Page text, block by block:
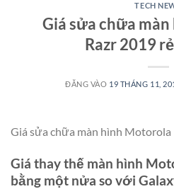
TECH
Giá sửa chữa
Razr 2019
ĐĂNG VÀO 19 THÁNG 11,
Giá sửa chữa màn hình
Giá thay thế màn hình
bằng một nửa so với